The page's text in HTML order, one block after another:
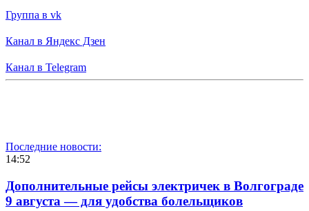
Группа в vk
Канал в Яндекс Дзен
Канал в Telegram
Последние новости:
14:52
Дополнительные рейсы электричек в Волгограде
9 августа — для удобства болельщиков